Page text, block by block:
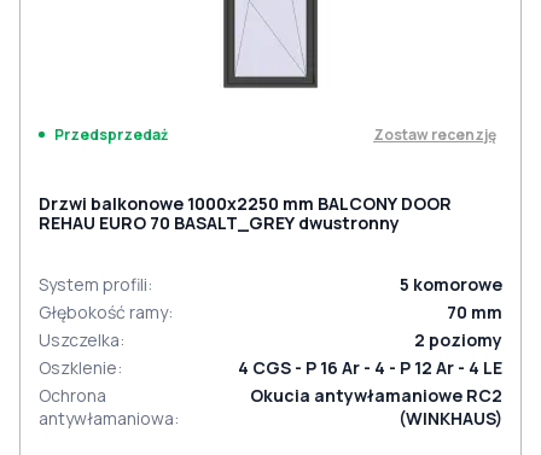
Przedsprzedaż Zostaw recenzję
Drzwi balkonowe 1000x2250 mm BALCONY DOOR
REHAU EURO 70 BASALT_GREY dwustronny
System profili: 5 komorowe
Głębokość ramy: 70 mm
Uszczelka: 2 poziomy
Oszklenie:
4 CGS - P 16 Ar - 4 - P 12 Ar - 4 LE
Ochrona
antywłamaniowa:
Okucia antywłamaniowe RC2
(WINKHAUS)